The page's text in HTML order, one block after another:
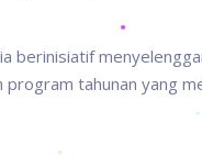
berinisiatif
tahunan yang